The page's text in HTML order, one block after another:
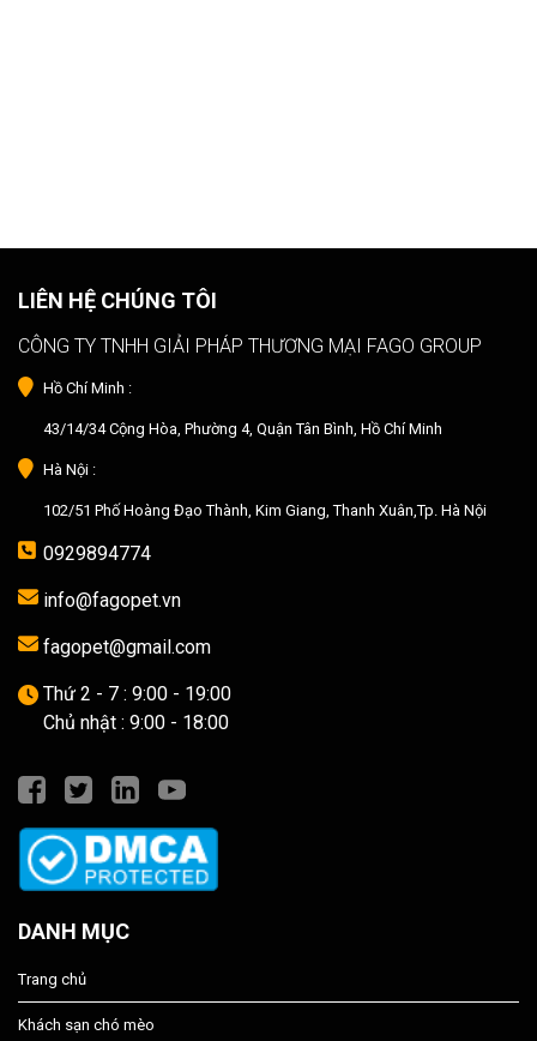
LIÊN HỆ CHÚNG TÔI
CÔNG TY TNHH GIẢI PHÁP THƯƠNG MẠI FAGO GROUP
Hồ Chí Minh :
43/14/34 Cộng Hòa, Phường 4, Quận Tân Bình, Hồ Chí Minh
Hà Nội :
102/51 Phố Hoàng Đạo Thành, Kim Giang, Thanh Xuân,Tp. Hà Nội
0929894774
info@fagopet.vn
fagopet@gmail.com
Thứ 2 - 7 : 9:00 - 19:00
Chủ nhật : 9:00 - 18:00
DANH MỤC
Trang chủ
Khách sạn chó mèo